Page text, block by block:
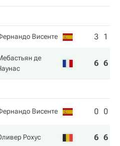
Висенте 3 1
де
6 6
Висенте 0 0
Рохус 6 6